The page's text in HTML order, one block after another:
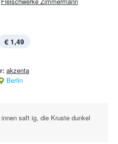
€ 1,49
akzenta
Berlin
saft ig, die Kruste dunkel